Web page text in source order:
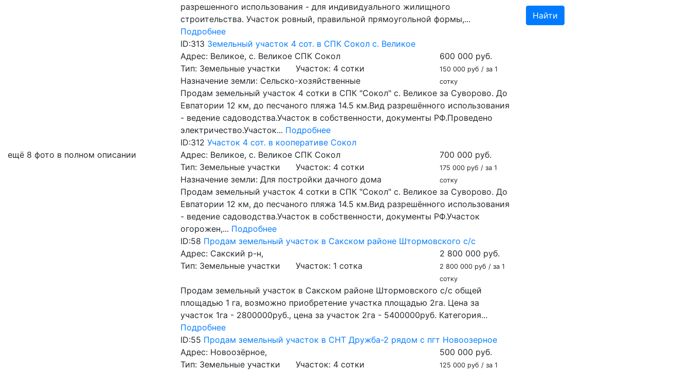
разрешенного использования - для индивидуального жилищного
строительства. Участок ровный, правильной прямоугольной формы,...
Подробнее
ID:313 Земельный участок 4 сот. в СПК Сокол с. Великое
Адрес: Великое, с. Великое СПК Сокол
Тип: Земельные участки Участок: 4 сотки
Назначение земли: Сельско-хозяйственные
600 000 руб.
150 000 руб / за 1
сотку
Продам земельный участок 4 сотки в СПК "Сокол" с. Великое за Суворово. До
Евпатории 12 км, до песчаного пляжа 14.5 км.Вид разрешённого использования
- ведение садоводства.Участок в собственности, документы РФ.Проведено
электричество.Участок... Подробнее
ещё 8 фото в полном описании
ID:312 Участок 4 сот. в кооперативе Сокол
Адрес: Великое, с. Великое СПК Сокол
Тип: Земельные участки Участок: 4 сотки
Назначение земли: Для постройки дачного дома
700 000 руб.
175 000 руб / за 1
сотку
Продам земельный участок 4 сотки в СПК "Сокол" с. Великое за Суворово. До
Евпатории 12 км, до песчаного пляжа 14.5 км.Вид разрешённого использования
- ведение садоводства.Участок в собственности, документы РФ.Участок
огорожен,... Подробнее
ID:58 Продам земельный участок в Сакском районе Штормовского с/с
Адрес: Сакский р-н,
Тип: Земельные участки Участок: 1 сотка
2 800 000 руб.
2 800 000 руб / за 1
сотку
Продам земельный участок в Сакском районе Штормовского с/с общей
площадью 1 га, возможно приобретение участка площадью 2га. Цена за
участок 1га - 2800000руб., цена за участок 2га - 5400000руб. Категория...
Подробнее
ID:55 Продам земельный участок в СНТ Дружба-2 рядом с пгт Новоозерное
Адрес: Новоозёрное,
Тип: Земельные участки Участок: 4 сотки
500 000 руб.
125 000 руб / за 1
Найти